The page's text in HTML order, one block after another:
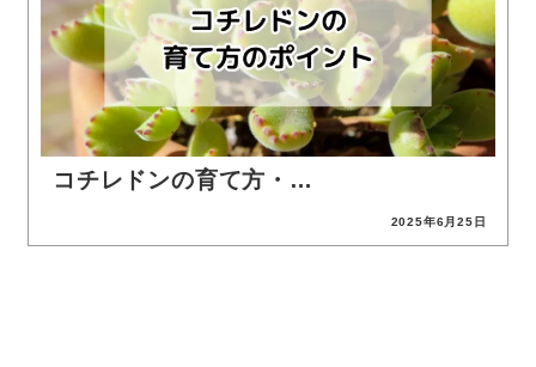
コチレドンの育て方・…
2025年6月25日